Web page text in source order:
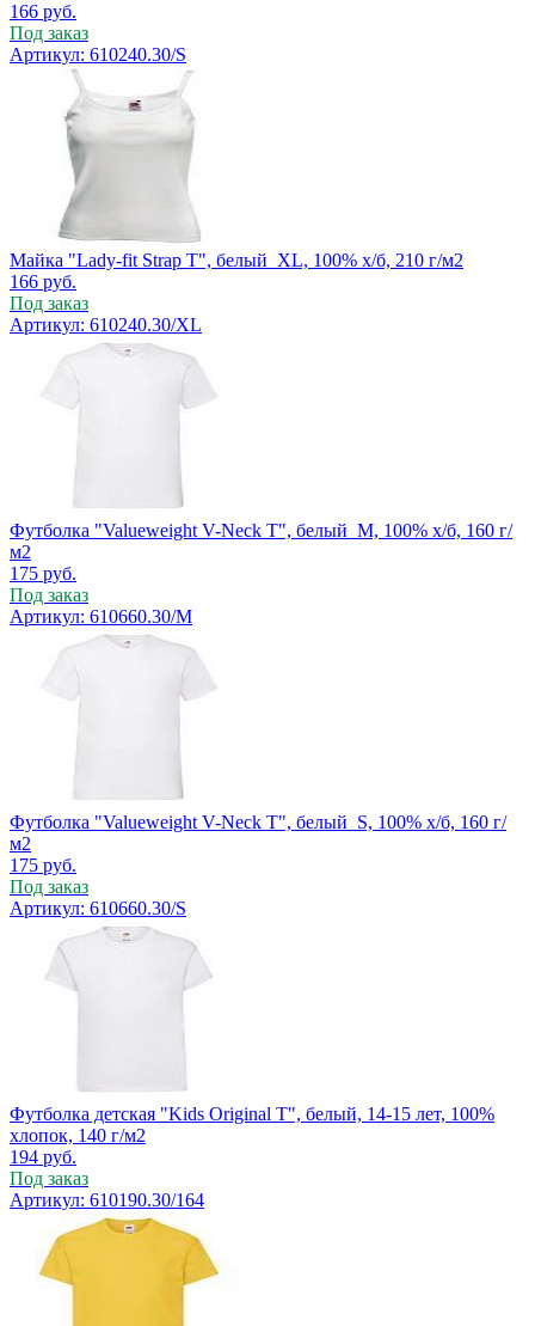
166 руб.
Под заказ
Артикул: 610240.30/S
Майка "Lady-fit Strap T", белый_XL, 100% х/б, 210 г/м2
166 руб.
Под заказ
Артикул: 610240.30/XL
Футболка "Valueweight V-Neck T", белый_M, 100% х/б, 160 г/
м2
175 руб.
Под заказ
Артикул: 610660.30/M
Футболка "Valueweight V-Neck T", белый_S, 100% х/б, 160 г/
м2
175 руб.
Под заказ
Артикул: 610660.30/S
Футболка детская "Kids Original T", белый, 14-15 лет, 100%
хлопок, 140 г/м2
194 руб.
Под заказ
Артикул: 610190.30/164